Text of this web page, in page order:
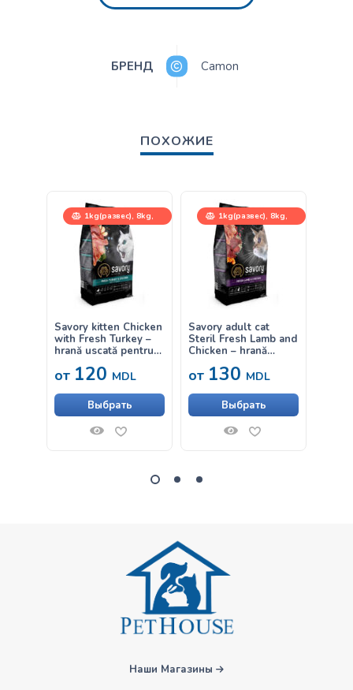
БРЕНД Camon
ПОХОЖИЕ
1kg(развес), 8kg,
400g, 2kg
Savory kitten Chicken
with Fresh Turkey –
hrană uscată pentru
от 120 MDL
Выбрать
1kg(развес), 8kg,
400g, 2kg
Savory adult cat
Steril Fresh Lamb and
Chicken – hrană
pentru pisici adulte
от 130 MDL
Выбрать
Наши Магазины